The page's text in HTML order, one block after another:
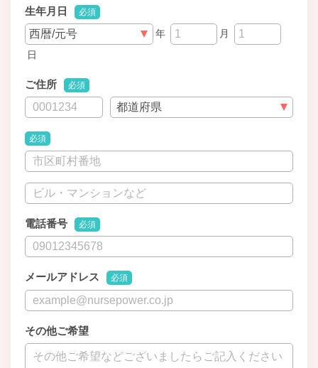
生年月日 必須
年
月
日
ご住所 必須
必須
電話番号 必須
メールアドレス 必須
その他ご希望